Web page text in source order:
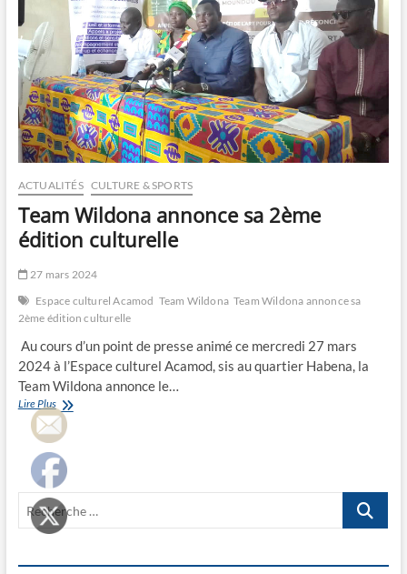
ACTUALITÉS CULTURE & SPORTS
Team Wildona annonce sa 2ème
édition culturelle
27 mars 2024
Espace culturel Acamod Team Wildona Team Wildona annonce sa
2ème édition culturelle
Au cours d’un point de presse animé ce mercredi 27 mars
2024 à l’Espace culturel Acamod, sis au quartier Habena, la
Team Wildona annonce le…
Lire PlusTeam
Wildona
annonce
sa
2ème
édition
culturelle
Recherche